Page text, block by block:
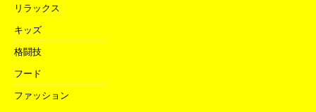
リラックス
キッズ
格闘技
フード
ファッション